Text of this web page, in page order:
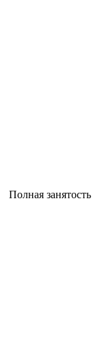
Полная занятость